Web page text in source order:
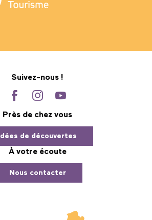
Suivez-nous !
Près de chez vous
Idées de découvertes
À votre écoute
Nous contacter